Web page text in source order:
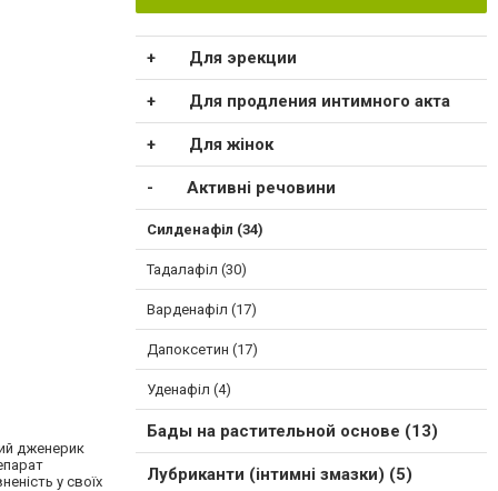
дженерик
у своїх
Для эрекции
Для продления интимного акта
Для жінок
Активні речовини
Силденафіл (34)
Тадалафіл (30)
Варденафіл (17)
Дапоксетин (17)
Уденафіл (4)
Бады на растительной основе (13)
Лубриканти (інтимні змазки) (5)